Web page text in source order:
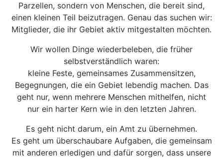
Parzellen, sondern von Menschen, die bereit sind,
einen kleinen Teil beizutragen. Genau das suchen wir:
Mitglieder, die ihr Gebiet aktiv mitgestalten möchten.
Wir wollen Dinge wiederbeleben, die früher
selbstverständlich waren:
kleine Feste, gemeinsames Zusammensitzen,
Begegnungen, die ein Gebiet lebendig machen. Das
geht nur, wenn mehrere Menschen mithelfen, nicht
nur ein harter Kern wie in den letzten Jahren.
Es geht nicht darum, ein Amt zu übernehmen.
Es geht um überschaubare Aufgaben, die gemeinsam
mit anderen erledigen und dafür sorgen, dass unsere